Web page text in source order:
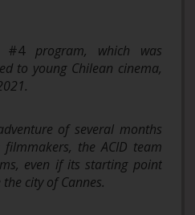
#4program, which was
to young Chilean cinema,
of several months
the ACID team
even if its starting point
city of Cannes.